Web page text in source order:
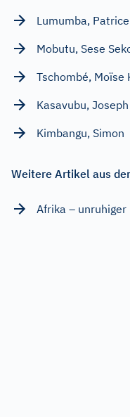
Lumumba, Patrice
Mobutu, Sese
Tschombé, Moïse
Kasavubu, Joseph
Kimbangu, Simon
Weitere Artikel aus
Afrika – unruhiger